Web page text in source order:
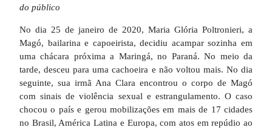
do público
No dia 25 de janeiro de 2020, Maria Glória Poltronieri, a
Magó, bailarina e capoeirista, decidiu acampar sozinha em
uma chácara próxima a Maringá, no Paraná. No meio da
tarde, desceu para uma cachoeira e não voltou mais. No dia
seguinte, sua irmã Ana Clara encontrou o corpo de Magó
com sinais de violência sexual e estrangulamento. O caso
chocou o país e gerou mobilizações em mais de 17 cidades
no Brasil, América Latina e Europa, com atos em repúdio ao